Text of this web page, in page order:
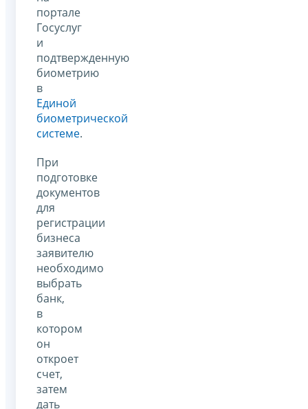
портале
Госуслуг
и
подтвержденную
биометрию
в
Единой
биометрической
системе.
При
подготовке
документов
для
регистрации
бизнеса
заявителю
необходимо
выбрать
банк,
в
котором
он
откроет
счет,
затем
дать